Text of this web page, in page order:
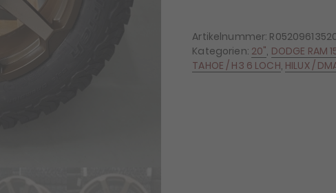
9x20
ET20
6x135
+
Artikelnummer:
Kategorien: 20", DODGE RAM
TAHOE / H3 6 LOCH, HILUX /